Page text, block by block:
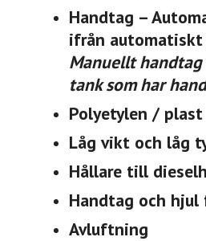
Handtag –
ifrån
Manuellt handtag
tank som har
Polyetylen / plast
Låg vikt och låg
Hållare till
Handtag och
Avluftning